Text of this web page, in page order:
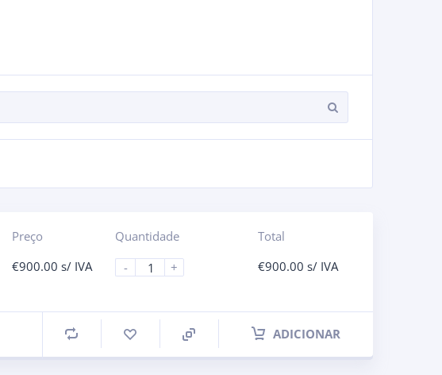
Preço
€900.00 s/ IVA
Quantidade
-
+
Total
€900.00 s/ IVA
ADICIONAR